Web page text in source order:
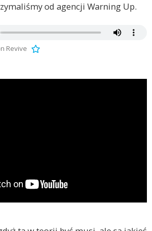
od agencji Warning Up.
Revive